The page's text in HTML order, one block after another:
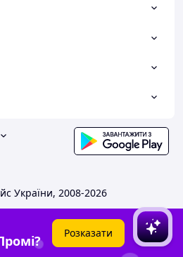
України, 2008-2026
Розказати